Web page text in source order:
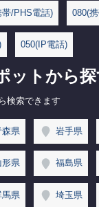
帯/PHS電話) 080(
050(IP電話)
ットから
検索できます
森県 岩手県
形県 福島県
馬県 埼玉県